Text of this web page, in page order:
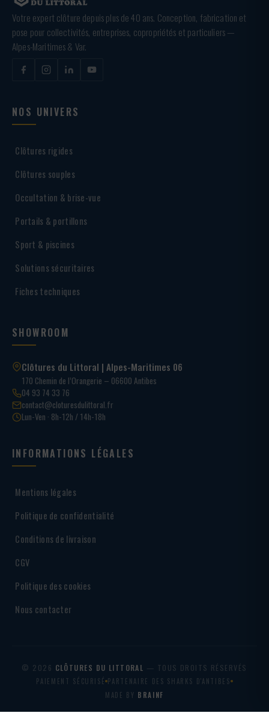
Votre expert clôture depuis plus de 40 ans. Conception, fabrication et
pose pour collectivités, entreprises, copropriétés et particuliers —
Alpes-Maritimes & Var.
NOS UNIVERS
Clôtures rigides
Clôtures souples
Occultation & brise-vue
Portails & portillons
Sport & piscines
Solutions sécuritaires
Fiches techniques
SHOWROOM
Clôtures du Littoral | Alpes-Maritimes 06
170 Chemin de l’Orangerie – 06600 Antibes
04 93 74 33 76
contact@cloturesdulittoral.fr
Lun-Ven · 8h-12h / 14h-18h
INFORMATIONS LÉGALES
Mentions légales
Politique de confidentialité
Conditions de livraison
CGV
Politique des cookies
Nous contacter
© 2026 CLÔTURES DU LITTORAL — TOUS DROITS RÉSERVÉS
PAIEMENT SÉCURISÉ PARTENAIRE DES SHARKS D'ANTIBES
MADE BY BRAINF